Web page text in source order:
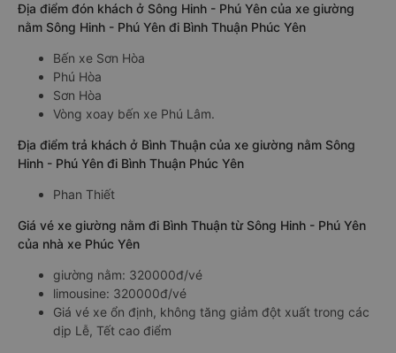
Địa điểm đón khách ở Sông Hinh - Phú Yên của xe giường
nằm Sông Hinh - Phú Yên đi Bình Thuận Phúc Yên
Bến xe Sơn Hòa
Phú Hòa
Sơn Hòa
Vòng xoay bến xe Phú Lâm.
Địa điểm trả khách ở Bình Thuận của xe giường nằm Sông
Hinh - Phú Yên đi Bình Thuận Phúc Yên
Phan Thiết
Giá vé xe giường nằm đi Bình Thuận từ Sông Hinh - Phú Yên
của nhà xe Phúc Yên
giường nằm: 320000đ/vé
limousine: 320000đ/vé
Giá vé xe ổn định, không tăng giảm đột xuất trong các
dịp Lễ, Tết cao điểm